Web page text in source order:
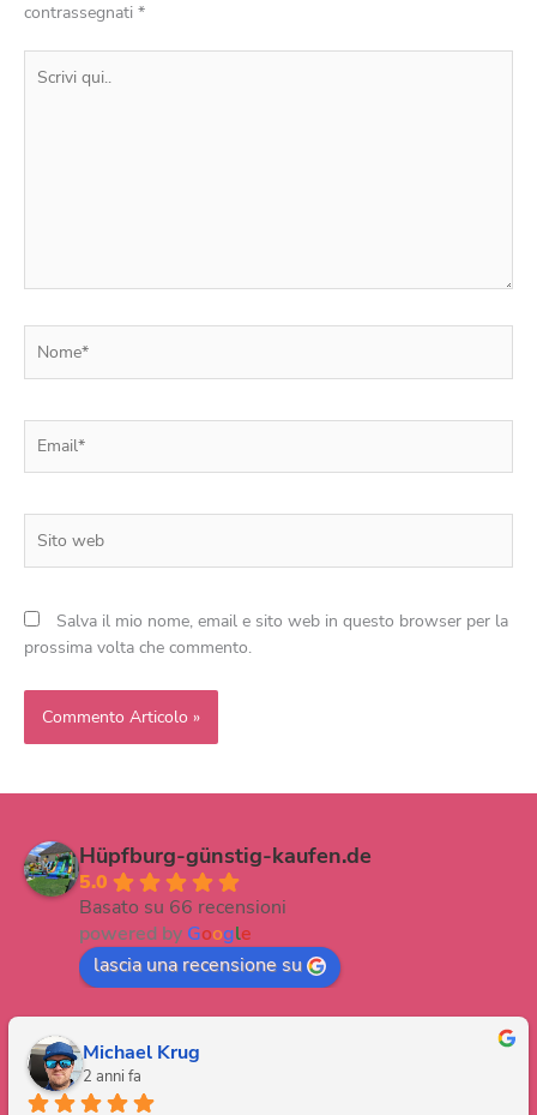
contrassegnati *
qui..
web
Salva il mio nome, email e sito web in questo browser per la
prossima volta che commento.
Hüpfburg-günstig-kaufen.de
5.0
Basato su 66 recensioni
powered by Google
lascia una recensione su
Michael Krug
2 anni fa